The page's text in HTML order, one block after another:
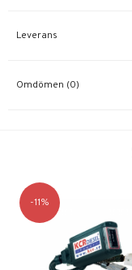
Leverans
Omdömen (0)
11